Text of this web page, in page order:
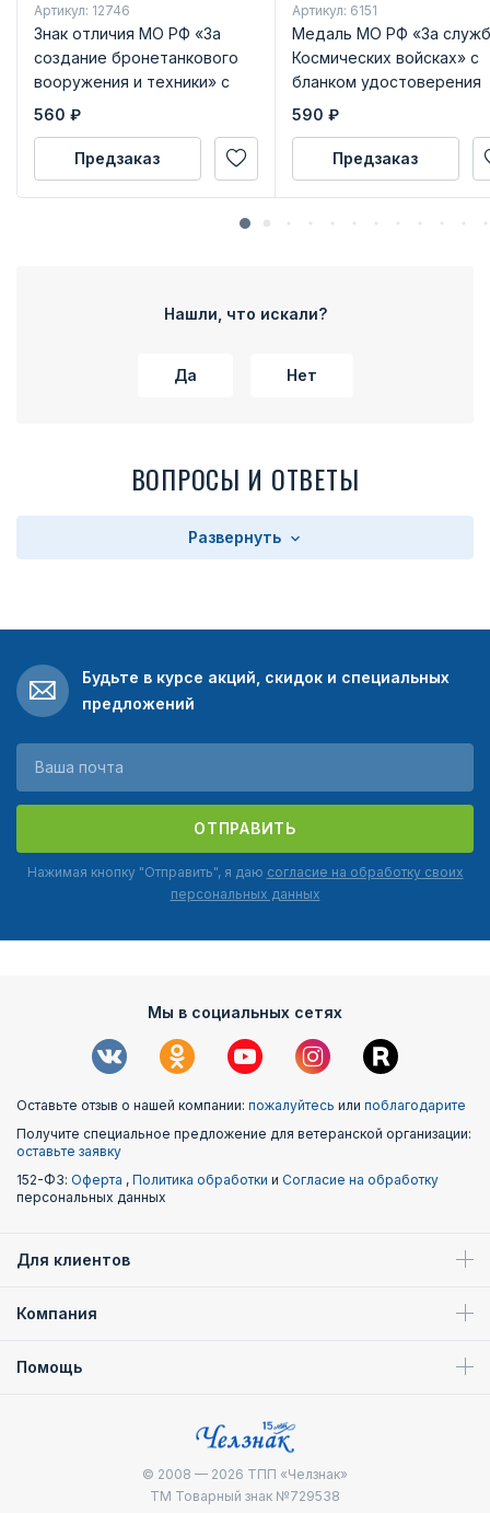
Артикул: 12746
Знак отличия МО РФ «За
создание бронетанкового
вооружения и техники» с
бланком удостоверения
560 ₽
Предзаказ
Артикул: 6151
Медаль МО РФ «За
Космических войсках» с
бланком удостоверения
590 ₽
Предзаказ
Нашли, что искали?
Да Нет
ВОПРОСЫ И ОТВЕТЫ
Развернуть
Будьте в курсе акций, скидок и специальных
предложений
ОТПРАВИТЬ
Нажимая кнопку "Отправить", я даю согласие на обработку своих
персональных данных
Мы в социальных сетях
Оставьте отзыв о нашей компании: пожалуйтесь или поблагодарите
Получите специальное предложение для ветеранской организации:
оставьте заявку
152-ФЗ: Оферта , Политика обработки и Согласие на обработку
персональных данных
Для клиентов
Компания
Помощь
© 2008 — 2026 ТПП «Челзнак»
ТМ Товарный знак №729538